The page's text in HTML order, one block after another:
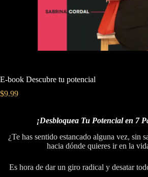
E-book Descubre tu potencial
$9.99
¡Desbloquea Tu Potencial en 7
¿Te has sentido estancado alguna vez, sin
hacia dónde quieres ir en la
Es hora de dar un giro radical y desatar